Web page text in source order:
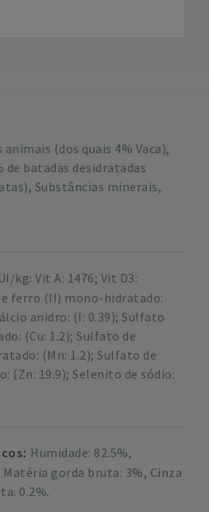
(dos quais 4% Vaca),
de batadas desidratadas
Substâncias minerais,
UI/kg: Vit A: 1476; Vit D3:
ferro (II) mono-hidratado:
anidro: (I: 0.39); Sulfato
(Cu: 1.2); Sulfato de
(Mn: 1.2); Sulfato de
(Zn: 19.9); Selenito de sódio:
Humidade: 82.5%,
gorda bruta: 3%, Cinza
0.2%.